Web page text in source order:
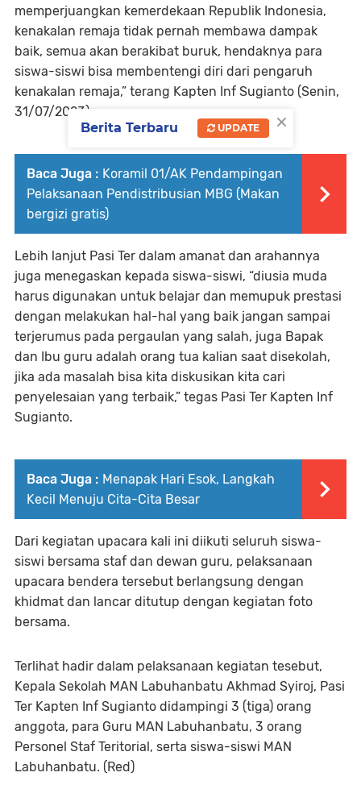
memperjuangkan kemerdekaan Republik Indonesia,
kenakalan remaja tidak pernah membawa dampak
baik, semua akan berakibat buruk, hendaknya para
siswa-siswi bisa membentengi diri dari pengaruh
kenakalan remaja,” terang Kapten Inf Sugianto (Senin,
31/07/2023).
Baca Juga : Koramil 01/AK Pendampingan
Pelaksanaan Pendistribusian MBG (Makan
bergizi gratis)
Lebih lanjut Pasi Ter dalam amanat dan arahannya
juga menegaskan kepada siswa-siswi, “diusia muda
harus digunakan untuk belajar dan memupuk prestasi
dengan melakukan hal-hal yang baik jangan sampai
terjerumus pada pergaulan yang salah, juga Bapak
dan Ibu guru adalah orang tua kalian saat disekolah,
jika ada masalah bisa kita diskusikan kita cari
penyelesaian yang terbaik,” tegas Pasi Ter Kapten Inf
Sugianto.
Baca Juga : Menapak Hari Esok, Langkah
Kecil Menuju Cita-Cita Besar
Dari kegiatan upacara kali ini diikuti seluruh siswa-
siswi bersama staf dan dewan guru, pelaksanaan
upacara bendera tersebut berlangsung dengan
khidmat dan lancar ditutup dengan kegiatan foto
bersama.
Terlihat hadir dalam pelaksanaan kegiatan tesebut,
Kepala Sekolah MAN Labuhanbatu Akhmad Syiroj, Pasi
Ter Kapten Inf Sugianto didampingi 3 (tiga) orang
anggota, para Guru MAN Labuhanbatu, 3 orang
Personel Staf Teritorial, serta siswa-siswi MAN
Labuhanbatu. (Red)
×
Berita Terbaru UPDATE